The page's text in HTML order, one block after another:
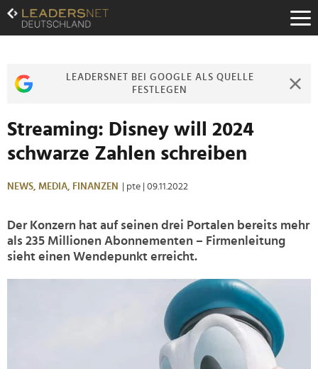
Zum
Inhalt
Zur
Zur
LEADERSNET BEI GOOGLE ALS QUELLE
FESTLEGEN
Streaming: Disney will 2024
schwarze Zahlen schreiben
NEWS, MEDIA, FINANZEN | pte | 09.11.2022
Der Konzern hat auf seinen drei Portalen bereits mehr
als 235 Millionen Abonnementen – Firmenleitung
sieht einen Wendepunkt erreicht.